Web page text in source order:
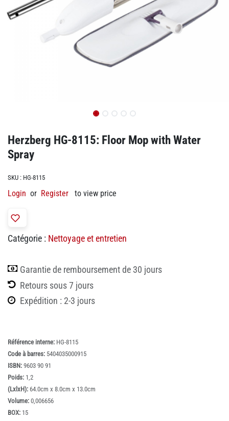
Herzberg HG-8115: Floor Mop with Water
Spray
SKU : HG-8115
Login or Register to view price
Catégorie : Nettoyage et entretien
Garantie de remboursement de 30 jours
Retours sous 7 jours
Expédition : 2-3 jours
Référence interne: HG-8115
Code à barres: 5404035000915
ISBN: 9603 90 91
Poids: 1,2
(LxlxH): 64.0cm x 8.0cm x 13.0cm
Volume: 0,006656
BOX: 15